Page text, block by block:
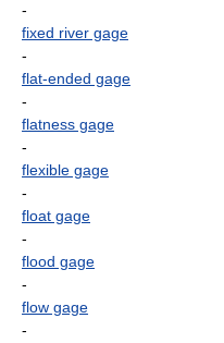
-
fixed river gage
-
flat-ended gage
-
flatness gage
-
flexible gage
-
float gage
-
flood gage
-
flow gage
-